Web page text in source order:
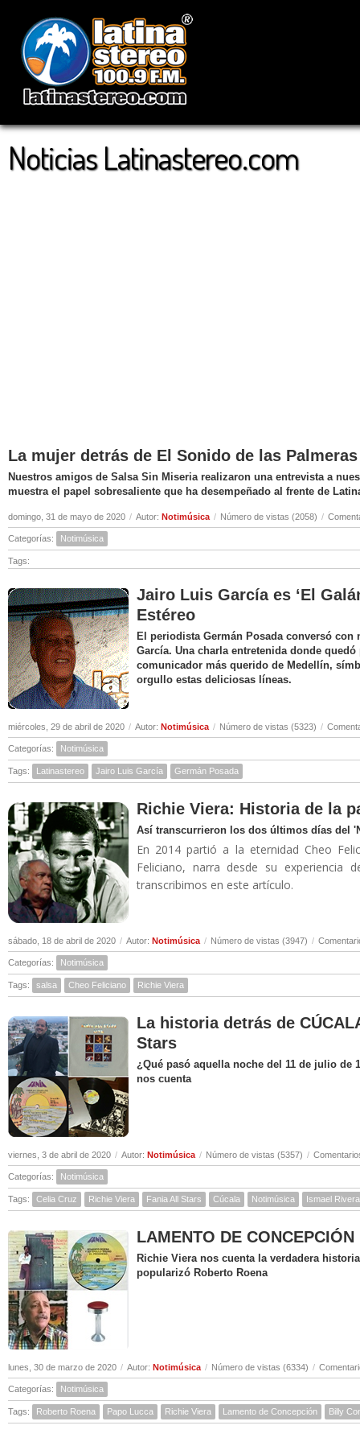
Noticias Latinastereo.com
La mujer detrás de El Sonido de las Palmeras
Nuestros amigos de Salsa Sin Miseria realizaron una entrevista a
muestra el papel sobresaliente que ha desempeñado al frente de
domingo, 31 de mayo de 2020 / Autor: Notimúsica / Número de vistas (2058) /
Categorías: Notimúsica
Tags:
Jairo Luis García es ‘El
Estéreo
El periodista Germán Posada conversó
García. Una charla entretenida donde
comunicador más querido de Medellín,
orgullo estas deliciosas líneas.
miércoles, 29 de abril de 2020 / Autor: Notimúsica / Número de vistas (5323) /
Categorías: Notimúsica
Tags: Latinastereo Jairo Luis García Germán Posada
Richie Viera: Historia de la
Así transcurrieron los dos últimos días del
En 2014 partió a la eternidad Cheo
Feliciano, narra desde su experiencia
transcribimos en este artículo.
sábado, 18 de abril de 2020 / Autor: Notimúsica / Número de vistas (3947) /
Categorías: Notimúsica
Tags: salsa Cheo Feliciano Richie Viera
La historia detrás de
Stars
¿Qué pasó aquella noche del 11 de julio de
nos cuenta
viernes, 3 de abril de 2020 / Autor: Notimúsica / Número de vistas (5357) /
Categorías: Notimúsica
Tags: Celia Cruz Richie Viera Fania All Stars Cúcala Notimúsica Ismael Rivera
LAMENTO DE
Richie Viera nos cuenta la verdadera
popularizó Roberto Roena
lunes, 30 de marzo de 2020 / Autor: Notimúsica / Número de vistas (6334) /
Categorías: Notimúsica
Tags: Roberto Roena Papo Lucca Richie Viera Lamento de Concepción Billy